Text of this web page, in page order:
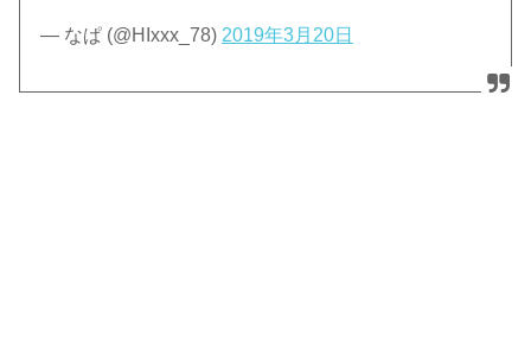
— なぱ (@HIxxx_78)2019年3月20日